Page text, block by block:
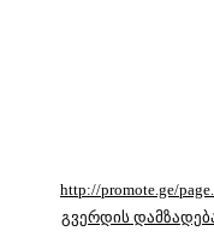
http://promote.ge/
გვერდის